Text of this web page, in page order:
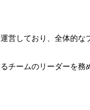
しており、全体的
チームのリーダーを務